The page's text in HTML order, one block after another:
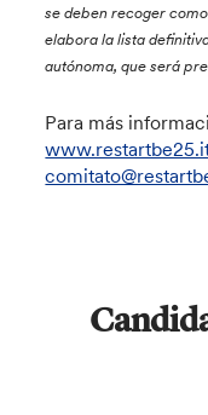
se deben recoger
elabora la lista
autónoma, que será
Para más